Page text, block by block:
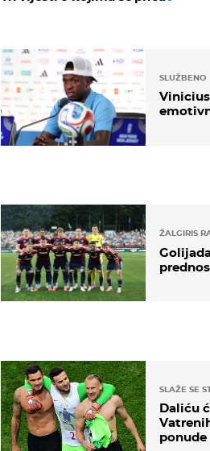
SLUŽBENO
ŽALGIRIS
SLAŽE SE
Daliću
ponude